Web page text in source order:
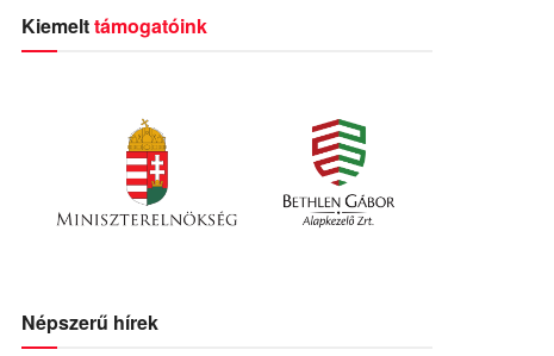
Kiemelttámogatóink
Népszerű hírek